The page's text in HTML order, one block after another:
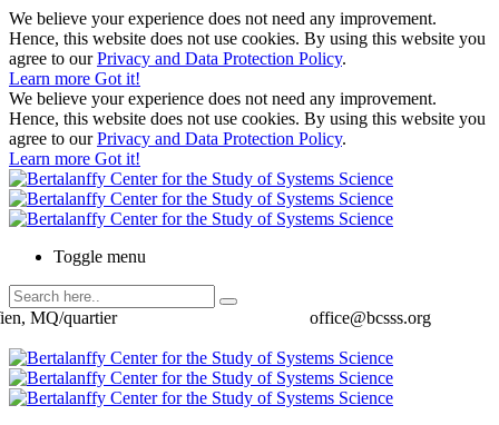
We believe your experience does not need any improvement.
Hence, this website does not use cookies. By using this website you
agree to ourPrivacy and Data Protection Policy.
Learn more Got it!
We believe your experience does not need any improvement.
Hence, this website does not use cookies. By using this website you
agree to ourPrivacy and Data Protection Policy.
Learn more Got it!
Toggle menu
office@bcsss.org
MQ/quartier